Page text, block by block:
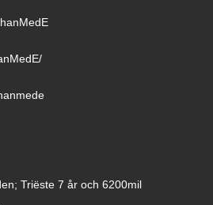
Triëste 7 år och 6200mil